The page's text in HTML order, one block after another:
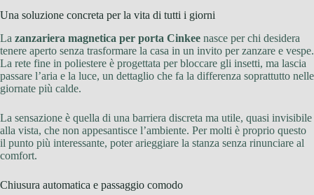
Una soluzione concreta per la vita di tutti i giorni
La zanzariera magnetica per porta Cinkee nasce per chi desidera
tenere aperto senza trasformare la casa in un invito per zanzare e vespe.
La rete fine in poliestere è progettata per bloccare gli insetti, ma lascia
passare l’aria e la luce, un dettaglio che fa la differenza soprattutto nelle
giornate più calde.
La sensazione è quella di una barriera discreta ma utile, quasi invisibile
alla vista, che non appesantisce l’ambiente. Per molti è proprio questo
il punto più interessante, poter arieggiare la stanza senza rinunciare al
comfort.
Chiusura automatica e passaggio comodo